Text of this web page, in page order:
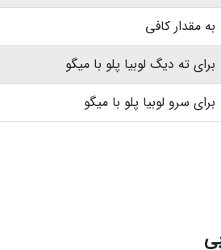
به مقدار کافی
برای ته دیگ لوبیا پلو با میگو
برای سرو لوبیا پلو با میگو